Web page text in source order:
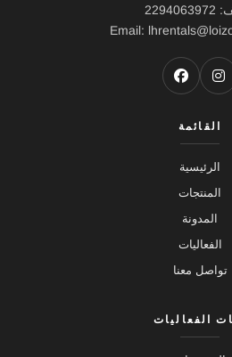
Email:
القائمة
الرئيسية
المنتجات
المدونة
الفعاليات
تواصل معنا
الفعاليات